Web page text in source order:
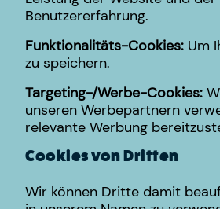
Benutzererfahrung.
Funktionalitäts-Cookies: Um
zu speichern.
Targeting-/Werbe-Cookies:
unseren Werbepartnern
relevante Werbung
Cookies von Dritten
Wir können Dritte damit